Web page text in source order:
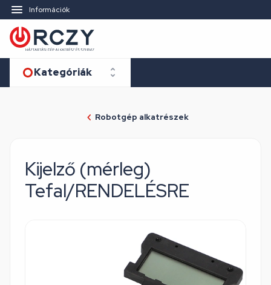
Információk
Kategóriák
Robotgép alkatrészek
Kijelző (mérleg)
Tefal/RENDELÉSRE